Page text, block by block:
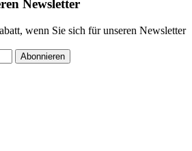
Newsletter
wenn Sie sich für unseren Newsletter
Abonnieren